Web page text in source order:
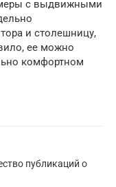
с выдвижными
и столешницу,
ее можно
комфортном
публикаций о